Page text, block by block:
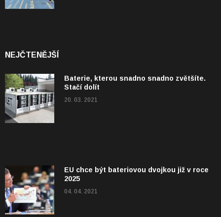
NEJČTENĚJŠÍ
Baterie, kterou snadno snadno zvětšíte.
Stačí dolít
20. 03. 2021
EU chce být bateriovou dvojkou již v roce
2025
04. 04. 2021